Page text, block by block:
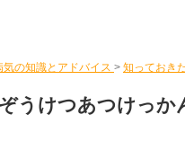
気の知識とアドバイス > 知っておき
ぞうけつあつけっか